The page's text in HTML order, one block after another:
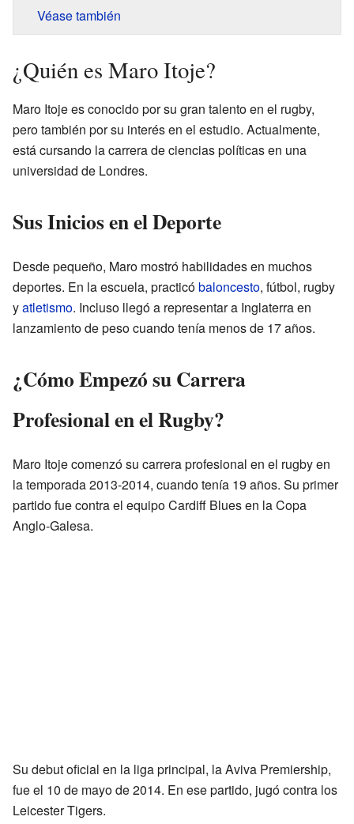
Véase también
¿Quién es Maro Itoje?
Maro Itoje es conocido por su gran talento en el rugby,
pero también por su interés en el estudio. Actualmente,
está cursando la carrera de ciencias políticas en una
universidad de Londres.
Sus Inicios en el Deporte
Desde pequeño, Maro mostró habilidades en muchos
deportes. En la escuela, practicóbaloncesto, fútbol, rugby
yatletismo. Incluso llegó a representar a Inglaterra en
lanzamiento de peso cuando tenía menos de 17 años.
¿Cómo Empezó su Carrera
Profesional en el Rugby?
Maro Itoje comenzó su carrera profesional en el rugby en
la temporada 2013-2014, cuando tenía 19 años. Su primer
partido fue contra el equipo Cardiff Blues en la Copa
Anglo-Galesa.
Su debut oficial en la liga principal, la Aviva Premiership,
fue el 10 de mayo de 2014. En ese partido, jugó contra los
Leicester Tigers.